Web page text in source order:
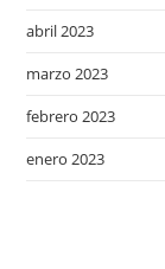
abril 2023
marzo 2023
febrero 2023
enero 2023